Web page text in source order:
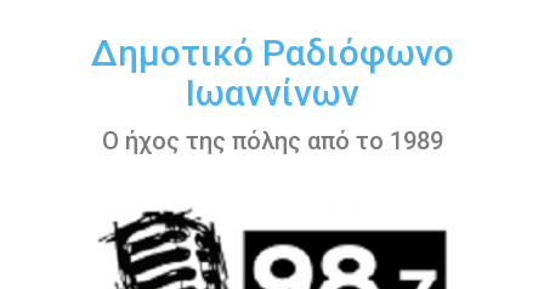
περιεχόμενοΔημοτικό Ραδιόφωνο
Ιωαννίνων
Ο ήχος της πόλης από το 1989